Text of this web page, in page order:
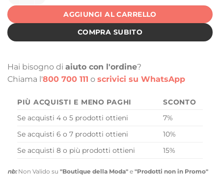
AGGIUNGI AL CARRELLO
COMPRA SUBITO
Hai bisogno di aiuto con l'ordine?
Chiama l'800 700 111 o scrivici su WhatsApp
PIÙ ACQUISTI E MENO PAGHI
SCONTO
Se acquisti 4 o 5 prodotti ottieni
7%
Se acquisti 6 o 7 prodotti ottieni
10%
Se acquisti 8 o più prodotti ottieni
15%
nb:Non Valido su "Boutique della Moda" e "Prodotti non in Promo"